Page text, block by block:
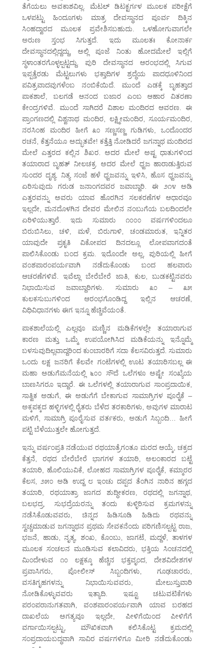
ತೆಗೆಯಲು ಅವಕಾಶವಿಲ್ಲ. ಮೆಟಲ್ ಡಿಟಕ್ಟರ್ಗಳ ಮೂಲಕ ಪರೀಕ್ಷೆಗೆ
ಒಳಪಟ್ಟು ಹಿಂದೂಗಳು ಮಾತ್ರ ದೇವಸ್ಥಾನದ ಪೂರ್ವ ದಿಕ್ಕಿನ
ಸಿಂಹದ್ವಾರದ ಮೂಲಕ ಪ್ರವೇಶಿಸಬಹುದು. ಒಳಹೋಗುವಾಗಲೇ
ಅರುಣ ಸ್ತಂಭ ಸಿಗುತ್ತದೆ. ಇದು ಮೂಲತಃ ಕೋನಾರ್ಕ
ದೇವಸ್ಥಾನದಲ್ಲಿದ್ದದ್ದು, ಅಲ್ಲಿ ಪೂಜೆ ನಿಂತು ಹೋದಮೇಲೆ ಇಲ್ಲಿಗೆ
ಸ್ಥಳಾಂತರಗೊಳ್ಳಲ್ಪಟ್ಟದ್ದು. ಪುರಿ ದೇವಸ್ಥಾನದ ಆರಂಭದಲ್ಲಿ ಸಿಗುವ
ಇಪ್ಪತ್ತೆರಡು ಮೆಟ್ಟಲುಗಳು ಭಕ್ತಾದಿಗಳ ಶ್ರದ್ಧೆಯ ಪಾದಧೂಳಿನಿಂದ
ಪವಿತ್ರವಾದವುಗಳೆಂಬ ನಂಬಿಕೆಯಿದೆ. ಮುಂದೆ ಎಡಕ್ಕೆ ಬೃಹತ್ತಾದ
ಪಾಕಶಾಲೆ, ಬಲಗಡೆ ಆನಂದ ಬಜಾರ ಎಂಬ ಆಹಾರ ವಿತರಣಾ
ಕೇಂದ್ರಗಳಿವೆ. ಮುಂದೆ ಸಾಗಿದರೆ ವಿಶಾಲ ಮಂದಿರದ ಆವರಣ. ಈ
ಪ್ರಾಂಗಣದಲ್ಲಿ ವಿಶ್ವನಾಥ ಮಂದಿರ, ಲಕ್ಷ್ಮೀಮಂದಿರ, ಸೂರ್ಯಮಂದಿರ,
ನರಸಿಂಹ ಮಂದಿರ ಹೀಗೆ ೩೦ ಸಣ್ಣಸಣ್ಣ ಗುಡಿಗಳು, ಒಂದೊಂದರ
ರಚನೆ, ಕೆತ್ತನೆಯೂ ಅದ್ಭುತವೇ! ಕತ್ತೆತ್ತಿ ನೋಡಿದರೆ ಜಗನ್ನಾಥ ಮಂದಿರದ
ಮೇಲೆ ಎತ್ತರದ ಕಲ್ಲಿನ ಶಿಖರ. ಅದರ ಮೇಲೆ ಅಷ್ಟ ಧಾತುಗಳಿಂದ
ತಯಾರಾದ ಬೃಹತ್ ನೀಲಚಕ್ರ. ಅದರ ಮೇಲೆ ಧ್ವಜ ಹಾರಾಡುತ್ತಿರುವ
ಸುಂದರ ದೃಶ್ಯ. ನಿತ್ಯ ಸಂಜೆ ಹಳೆ ಧ್ವಜವನ್ನು ಇಳಿಸಿ, ಹೊಸ ಧ್ವಜವನ್ನು
ಏರಿಸುವುದು ಗರುಡ ಜನಾಂಗದವರ ಜವಾಬ್ದಾರಿ. ಈ ೨೧೪ ಅಡಿ
ಎತ್ತರವನ್ನು ಅವರು ಯಾವ ಹೊರಗಿನ ಸಲಕರಣೆಗಳ ಆಧಾರವೂ
ಇಲ್ಲದೇ, ಮನದೊಳಗಿನ ದೇವರ ಮೇಲಿನ ನಂಬುಗೆಯ ಬಲದಿಂದಲೇ
ಏರಿಳಿಯುತ್ತಾರೆ. ಇದು ಸುಮಾರು ೧೦೦೦ ವರ್ಷಗಳಿಂದಲೂ
ಬಿರುಬಿಸಿಲು, ಚಳಿ, ಮಳೆ, ಬಿರುಗಾಳಿ, ಚಂಡಮಾರುತ, ಇನ್ನಿತರ
ಯಾವುದೇ ಪ್ರಕೃತಿ ವಿಕೋಪದ ದಿನದಲ್ಲೂ ಲೋಪವಾಗದಂತೆ
ಪಾಲಿಸಿಕೊಂಡು ಬಂದ ಕ್ರಮ. ಇದೊಂದೇ ಅಲ್ಲ, ಪುರಿಯಲ್ಲಿ ಹೀಗೆ
ವಂಶಪಾರಂಪರ್ಯವಾಗಿ ನಡೆದುಕೊಂಡು ಬಂದ ಹಲವಾರು
ಆಚರಣೆಗಳಿವೆ. ಇವೆಲ್ಲಾ ಬೇರೆಬೇರೆ ಜಾತಿ, ಕುಲ, ಬುಡಕಟ್ಟಿನವರು
ನಿಭಾಯಿಸುವ ಜವಾಬ್ದಾರಿಗಳು. ಸುಮಾರು ೩೦ – ೩೫
ಕುಲಕಸುಬುಗಳಿಂದ ಆರಂಭಗೊಂಡಿದ್ದ ಇಲ್ಲಿನ ಆಚರಣೆ,
ವಿಧಿವಿಧಾನಗಳು ಈಗ ಇನ್ನೂ ಹೆಚ್ಚಿವೆಯಂತೆ.
ಪಾಕಶಾಲೆಯಲ್ಲಿ ಎಲ್ಲವೂ ಮಣ್ಣಿನ ಮಡಿಕೆಗಳಲ್ಲೇ ತಯಾರಾಗುವ
ಕಾರಣ ಮತ್ತು ಒಮ್ಮೆ ಉಪಯೋಗಿಸಿದ ಮಡಿಕೆಯನ್ನು ಇನ್ನೊಮ್ಮೆ
ಬಳಸುವುದಿಲ್ಲವಾದ್ದರಿಂದ ಕುಂಬಾರರಿಗೆ ಸದಾ ಕೆಲಸವಿರುತ್ತದೆ. ಸುಮಾರು
ಒಂದು ಲಕ್ಷ ಜನರಿಗೆ ಕೆಲವೇ ಗಂಟೆಗಳಲ್ಲಿ ಊಟ ತಯಾರಿಸಬಲ್ಲ ಈ
ಮಹಾ ಅಡುಗೆಮನೆಯಲ್ಲಿ ೬೦೦ ಸೌದೆ ಒಲೆಗಳೂ ಅಷ್ಟೇ ಸಂಖ್ಯೆಯ
ಬಾಣಸಿಗರೂ ಇದ್ದಾರೆ. ಈ ಒಲೆಗಳಲ್ಲಿ ತಯಾರಾಗುವ ಸಾಂಪ್ರದಾಯಿಕ,
ಸಾತ್ವಿಕ ಅಡುಗೆ, ಈ ಅಡುಗೆಗೆ ಬೇಕಾಗುವ ಸಾಮಾಗ್ರಿಗಳ ಪೂರೈಕೆ –
ಅಕ್ಕಪಕ್ಕದ ಹಳ್ಳಿಗಳಲ್ಲಿ ರೈತರು ಬೆಳೆದ ತರಕಾರಿಗಳು, ಅವುಗಳ ಮಾರಾಟ
ಮಳಿಗೆ, ಸಾಮಾಗ್ರಿ ಪೂರೈಸುವ ವರ್ತಕರು, ಅಡುಗೆ ಸಿಬ್ಬಂದಿ… ಹೀಗೆ
ಪಟ್ಟಿ ಬೆಳೆಯುತ್ತಲೇ ಹೋಗುತ್ತದೆ.
ಇನ್ನು ವರ್ಷಂಪ್ರತಿ ನಡೆಯುವ ರಥಯಾತ್ರೆಗಂತೂ ಮರದ ಆಯ್ಕೆ, ಚಕ್ರದ
ಕೆತ್ತನೆ, ರಥದ ಬೇರೆಬೇರೆ ಭಾಗಗಳ ತಯಾರಿ, ಅಲಂಕಾರದ ಬಟ್ಟೆ
ತಯಾರಿ, ಹೊಲಿಯುವಿಕೆ, ಲೋಹದ ಸಾಮಾಗ್ರಿಗಳ ಪೂರೈಕೆ, ಕಮ್ಮಾರರ
ಕೆಲಸ, ೨೫೦ ಅಡಿ ಉದ್ದ ೮ ಇಂಚು ದಪ್ಪದ ತೆಂಗಿನ ನಾರಿನ ಹಗ್ಗದ
ತಯಾರಿ, ರಥಯಾತ್ರಾ ಜಾಗದ ಶುದ್ಧೀಕರಣ, ರಥದಲ್ಲಿ ಜಗನ್ನಾಥ,
ಬಲಭದ್ರ, ಸುಭದ್ರೆಯರನ್ನು ತಂದು ಕುಳ್ಳಿರಿಸುವ ಕ್ರಮಗಳನ್ನು
ನಡೆಸಿಕೊಡುವವರು, ಚಿನ್ನದ ಹಿಡಿಸೂಡಿ ಹಿಡಿದು ರಥವನ್ನು
ಸ್ವಚ್ಚಮಾಡುವ ಜಗನ್ನಾಥನ ಪ್ರಥಮ ಸೇವಕನೆಂದು ಪರಿಗಣಿಸಲ್ಪಟ್ಟ ರಾಜ,
ಭಜನೆ, ಹಾಡು, ನೃತ್ಯ, ಶಂಖ, ಕೊಂಬು, ಜಾಗಟೆ, ಮದ್ದಳೆ, ತಾಳಗಳ
ಮೂಲಕ ಸಂಚಲನ ಮೂಡಿಸುವ ಕಲಾವಿದರು, ಭಕ್ತಿಯ ಸಿಂಚನದಲ್ಲಿ
ಮಿಂದೇಳುವ ೧೦ ಲಕ್ಷಕ್ಕೂ ಹೆಚ್ಚಿನ ಭಕ್ತವೃಂದ, ದೇಶವಿದೇಶಗಳ
ಪ್ರವಾಸಿಗರು, ಪೋಲೀಸ್ ಸಿಬ್ಬಂದಿಗಳು, ಗೂಢಚಾರರು,
ವಸತಿಗೃಹಗಳನ್ನು ನಿಭಾಯಿಸುವವರು, ಮೇಲುಸ್ತುವಾರಿ
ನೋಡಿಕೊಳ್ಳುವವರು ಇತ್ಯಾದಿ. ಇಷ್ಟೂ ಚಟುವಟಿಕೆಗಳು
ಪರಂಪರಾನುಗತವಾಗಿ, ವಂಶಪಾರಂಪರ್ಯವಾಗಿ ಯಾವ ಬರಹದ
ದಾಖಲೆಯ ಅಗತ್ಯವೂ ಇಲ್ಲದೇ, ಪೀಳಿಗೆಯಿಂದ ಪೀಳಿಗೆಗೆ
ವರ್ಗಾಯಿಸಲ್ಪಟ್ಟು, ಮೌಖಿಕವಾಗಿ ಕಲಿಸಿಕೊಟ್ಟ ಕ್ರಮದಲ್ಲಿ
ಸಂಪ್ರದಾಯಬದ್ಧವಾಗಿ ಸಾವಿರ ವರ್ಷಗಳಿಗೂ ಮೀರಿ ನಡೆದುಕೊಂಡು